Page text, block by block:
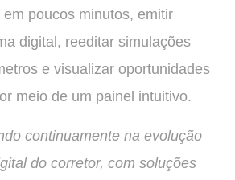
poucos minutos, emitir
digital, reeditar simulações
e visualizar oportunidades
meio de um painel intuitivo.
continuamente na evolução
do corretor, com soluções